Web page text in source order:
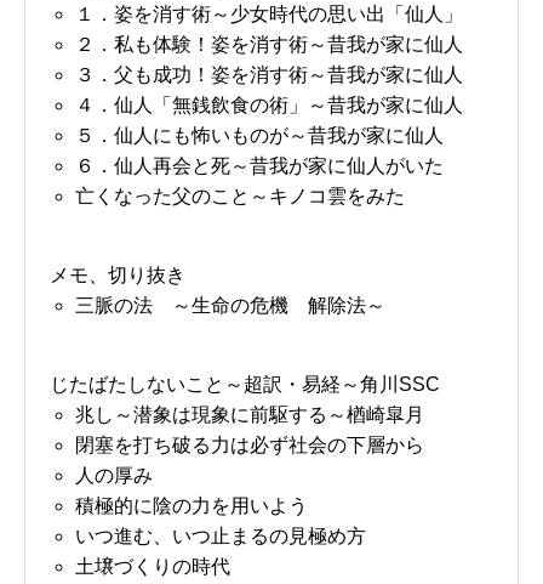
１．姿を消す術～少女時代の思い出「仙人」
２．私も体験！姿を消す術～昔我が家に仙人
３．父も成功！姿を消す術～昔我が家に仙人
４．仙人「無銭飲食の術」～昔我が家に仙人
５．仙人にも怖いものが～昔我が家に仙人
６．仙人再会と死～昔我が家に仙人がいた
亡くなった父のこと～キノコ雲をみた
メモ、切り抜き
三脈の法 ～生命の危機 解除法～
じたばたしないこと～超訳・易経～角川SSC
兆し～潜象は現象に前駆する～楢崎皐月
閉塞を打ち破る力は必ず社会の下層から
人の厚み
積極的に陰の力を用いよう
いつ進む、いつ止まるの見極め方
土壌づくりの時代